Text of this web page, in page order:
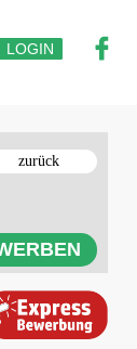
LOGIN
zurück